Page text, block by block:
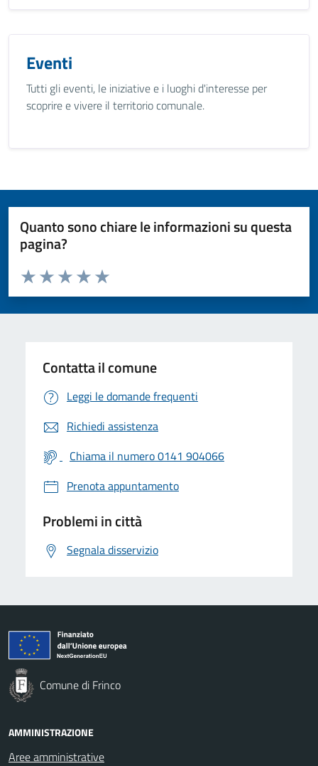
Eventi
Tutti gli eventi, le iniziative e i luoghi d'interesse per
scoprire e vivere il territorio comunale.
Quanto sono chiare le informazioni su questa
pagina?
Valuta da 1 a 5 stelle la pagina
Valuta 5 stelle su 5
Valuta 4 stelle su 5
Valuta 3 stelle su 5
Valuta 2 stelle su 5
Valuta 1 stelle su 5
Contatta il comune
Leggi le domande frequenti
Richiedi assistenza
Chiama il numero 0141 904066
Prenota appuntamento
Problemi in città
Segnala disservizio
Comune di Frinco
AMMINISTRAZIONE
Aree amministrative